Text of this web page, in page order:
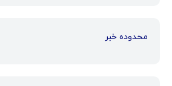
محدوده خبر